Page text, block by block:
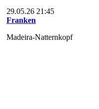
29.05.26 21:45
Franken
Madeira-Natternkopf